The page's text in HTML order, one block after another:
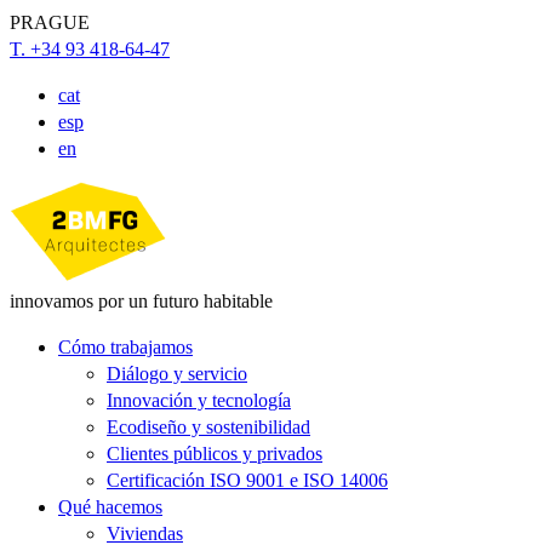
PRAGUE
T. +34 93 418-64-47
cat
esp
en
innovamos por un futuro habitable
Cómo trabajamos
Diálogo y servicio
Innovación y tecnología
Ecodiseño y sostenibilidad
Clientes públicos y privados
Certificación ISO 9001 e ISO 14006
Qué hacemos
Viviendas